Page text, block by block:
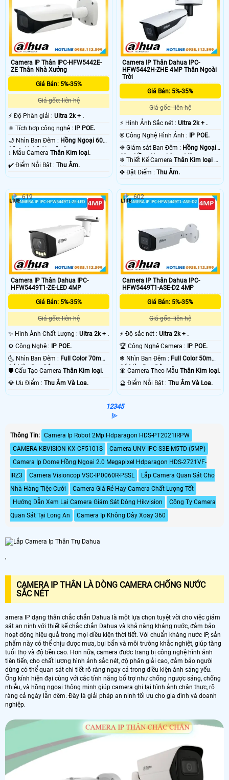
Camera IP Thân IPC-HFW5442E-
ZE Thân Nhà Xưởng
Giá Bán: 5%-35%
Giá gốc: liên hệ
️⚡ Độ Phân giải : Ultra 2k + .
⚛️ Tích hợp công nghệ :
IP POE.
🌙 Nhìn Ban Đêm : Hồng Ngoại 60m
Công Nghệ Chuyên Dụng.
↕️ Mẫu Camera Thân Kim loại.
️✔️ Điểm Nỗi Bật : Thu Âm.
Camera IP Thân Dahua IPC-
HFW5442H-ZHE 4MP Thân Ngoài
Trời
Giá Bán: 5%-35%
Giá gốc: liên hệ
️⚡ Hình Ảnh Sắc nét :Ultra 2k + .
®️ Công Nghệ Hình Ảnh :
IP POE.
❈ Giám sát Ban Đêm : Hồng Ngoại
60m Hồng Ngoại Smart IR.
❄ Thiết Kế CameraThân Kim loại +
Nhựa.
️✤ Đặt Điểm :Thu Âm.
Camera IP Thân Dahua IPC-
HFW5449T1-ZE-LED 4MP
Giá Bán: 5%-35%
Giá gốc: liên hệ
✨ Hình Ành Chất Lượng : Ultra 2k + .
⚙ Công Nghệ : IP POE.
🌜 Nhìn Ban Đêm : Full Color 70m
Có Màu Ban Ðêm.
🛡 Cấu Tạo Camera Thân Kim loại.
️💎 Ưu Điểm : Thu Âm Và Loa.
619
Camera IP Thân Dahua IPC-
HFW5449T1-ASE-D2 4MP
Giá Bán: 5%-35%
Giá gốc: liên hệ
️⚡ Độ sắc nét :Ultra 2k + .
🏆 Công Nghệ Camera : IP POE.
❃ Nhìn Ban Đêm : Full Color 50m
Có Màu Ban Ðêm.
🐜 Camera Theo MẫuThân Kim loại.
️🔮 Điểm Nỗi Bật :Thu Âm Và Loa.
602
12345
⫸
Thông Tin: Camera Ip Robot 2Mp Hdparagon HDS-PT2021IRPW
CAMERA KBVISION KX-CF5101S
Camera UNV IPC-S3E-M5TD (5MP)
Camera Ip Dome Hồng Ngoại 2.0 Megapixel Hdparagon HDS-2721VF-
IRZ3
Camera Visioncop VSC-IP0060R-PSSL
Lắp Camera Quan Sát Cho
Nhà Hàng Tiệc Cưới
Camera Giá Rẻ Hay Camera Chất Lượng Tốt
Hướng Dẫn Xem Lại Camera Giám Sát Dòng Hikvision
Công Ty Camera
Quan Sát Tại Long An
Camera Ip Không Dây Xoay 360
'
CAMERA IP THÂN LÀ DÒNG CAMERA CHỐNG NƯỚC
SẮC NÉT
amera IP dạng thân chắc chắn Dahua là một lựa chọn tuyệt vời cho việc giám
sát an ninh với thiết kế chắc chắn Dahua và khả năng kháng nước, đảm bảo
hoạt động hiệu quả trong mọi điều kiện thời tiết. Với chuẩn kháng nước IP, sản
phẩm này có thể chịu được mưa, bụi bẩn và môi trường khắc nghiệt, giúp tăng
tuổi thọ và độ bền cao. Hơn nữa, camera được trang bị công nghệ hình ảnh
tiên tiến, cho chất lượng hình ảnh sắc nét, độ phân giải cao, đảm bảo người
dùng có thể quan sát chi tiết rõ ràng ngay cả trong điều kiện ánh sáng yếu.
Ống kính hiện đại cùng với các tính năng bổ trợ như chống ngược sáng, chống
nhiễu, và hồng ngoại thông minh giúp camera ghi lại hình ảnh chân thực, rõ
ràng cả ngày lẫn đêm. Đây là giải pháp an ninh tối ưu cho gia đình và doanh
nghiệp.